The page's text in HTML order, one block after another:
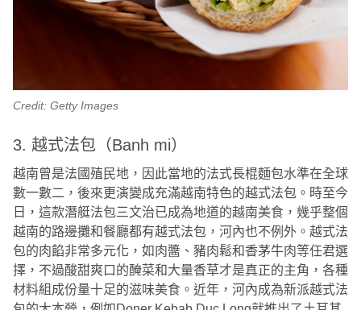
Credit: Getty Images
3. 越式法包（Banh mi）
越南曾是法國殖民地，因此當地的法式長棍麵包水準在全球
數一數二，後來更演變成充滿越南特色的越式法包。時至今
日，這款潛艇法包三文治已成為地道的越南美食，幾乎整個
越南的路邊攤和餐廳都有越式法包，河內也不例外。越式法
包的肉餡非常多元化，如肉醬、豬肉鬆和香茅牛肉等任君選
擇，不過酸甜爽口的醃菜和大量香草才是真正的主角，各種
材料組成份量十足的滋味美食。近年，河內成為新派越式法